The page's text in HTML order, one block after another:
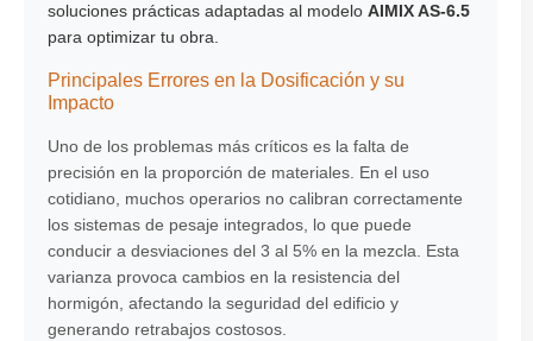
soluciones prácticas adaptadas al modelo AIMIX AS-6.5
para optimizar tu obra.
Principales Errores en la Dosificación y su
Impacto
Uno de los problemas más críticos es la falta de
precisión en la proporción de materiales. En el uso
cotidiano, muchos operarios no calibran correctamente
los sistemas de pesaje integrados, lo que puede
conducir a desviaciones del 3 al 5% en la mezcla. Esta
varianza provoca cambios en la resistencia del
hormigón, afectando la seguridad del edificio y
generando retrabajos costosos.